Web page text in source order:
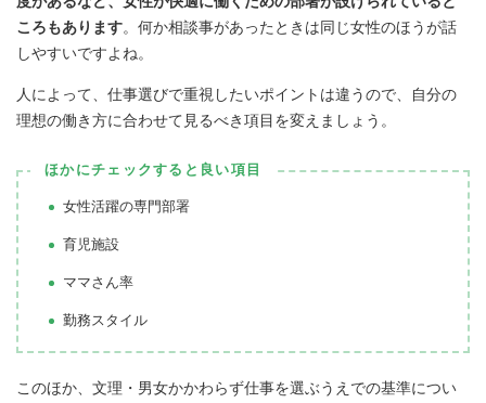
ころもあります。何か相談事があったときは同じ女性のほうが話
しやすいですよね。
人によって、仕事選びで重視したいポイントは違うので、自分の
理想の働き方に合わせて見るべき項目を変えましょう。
ほかにチェックすると良い項目
女性活躍の専門部署
育児施設
ママさん率
勤務スタイル
このほか、文理・男女かかわらず仕事を選ぶうえでの基準につい